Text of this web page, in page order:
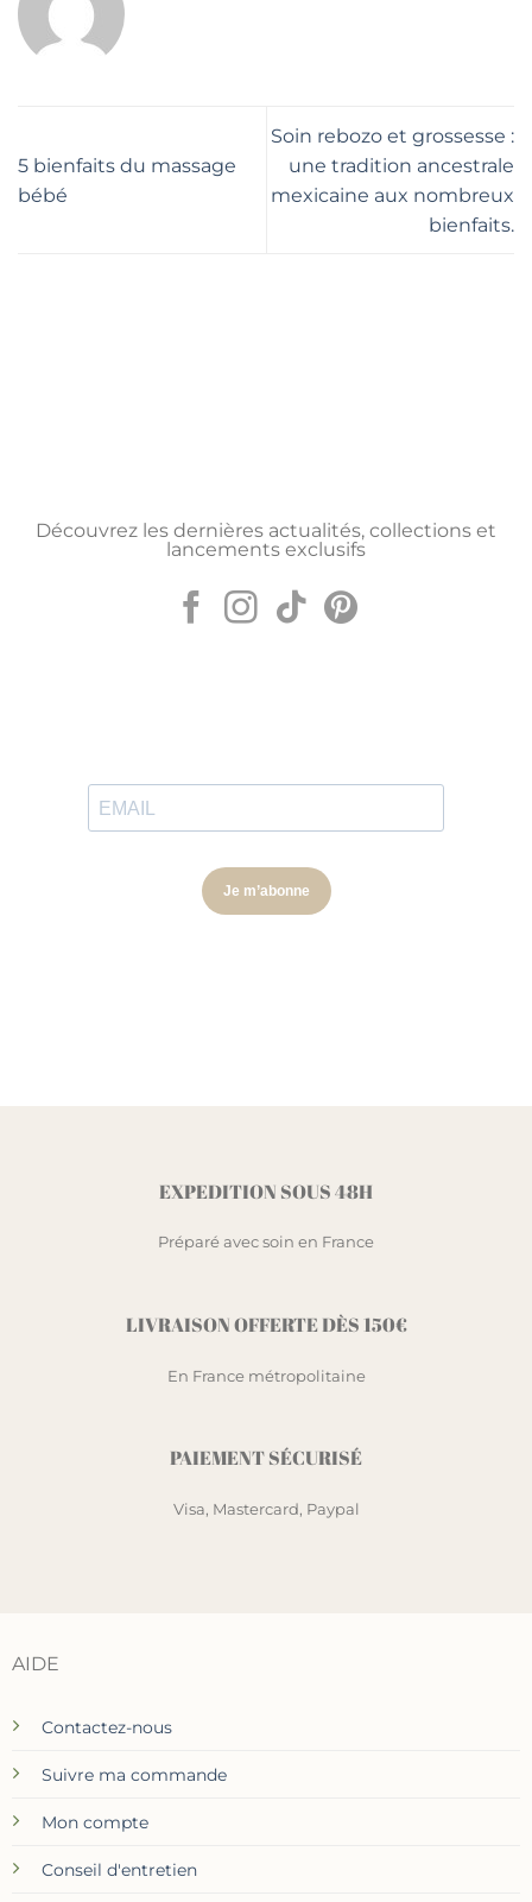
5 bienfaits du massage
bébé
Soin rebozo et grossesse :
une tradition ancestrale
mexicaine aux nombreux
bienfaits.
Découvrez les dernières actualités, collections et
lancements exclusifs
EXPEDITION SOUS 48H
Préparé avec soin en France
LIVRAISON OFFERTE DÈS 150€
En France métropolitaine
PAIEMENT SÉCURISÉ
Visa, Mastercard, Paypal
AIDE
Contactez-nous
Suivre ma commande
Mon compte
Conseil d'entretien